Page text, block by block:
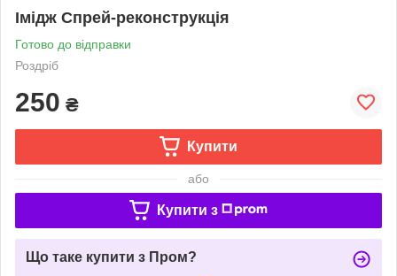
Імідж Спрей-реконструкція
Готово до відправки
Роздріб
250 ₴
Купити
або
Купити з
Що таке купити з Пром?